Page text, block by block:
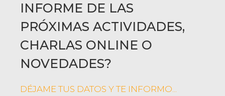
INFORME DE LAS
PRÓXIMAS ACTIVIDADES,
CHARLAS ONLINE O
NOVEDADES?
DÉJAME TUS DATOS Y TE INFORMO...